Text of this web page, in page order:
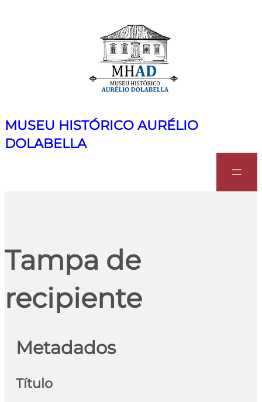
MUSEU HISTÓRICO AURÉLIO
DOLABELLA
Tampa de
recipiente
Metadados
Título